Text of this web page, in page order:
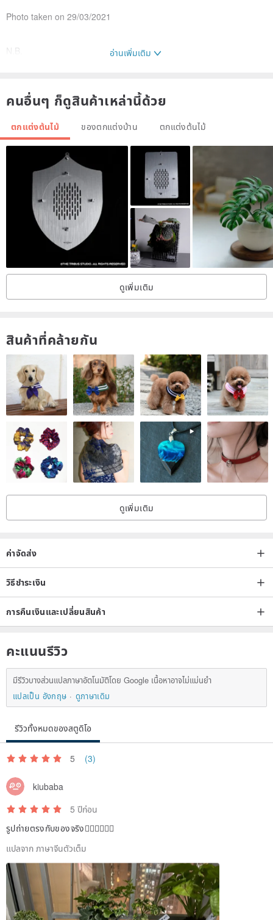
Photo taken on 29/03/2021
N.B.
2. This is a living plants, it requires sunlight, water and ventilation.
4. Currently we only ship within domestic Hong Kong, sorry for
inconveniences caused.
5. We offer birthday cards, please leave us a message if you need
6. Delivery: Default shipping arrangement is Door-to-door
7. There might be slight leaf damages during delivery. If concerned
please choose pick-up at BPHK store.
อ่านเพิ่มเติม
คนอื่นๆ ก็ดูสินค้าเหล่านี้ด้วย
ตกแต่งต้นไม้ ของตกแต่งบ้าน ตกแต่งต้นไม้
ดูเพิ่มเติม
สินค้าที่คล้ายกัน
ดูเพิ่มเติม
ค่าจัดส่ง
วิธีชำระเงิน
การคืนเงินและเปลี่ยนสินค้า
คะแนนรีวิว
มีรีวิวบางส่วนแปลภาษาอัตโนมัติโดย Google เนื้อหาอาจไม่แม่นยำ
แปลเป็น อังกฤษ
ดูภาษาเดิม
รีวิวทั้งหมดของสตูดิโอ
5 (3)
kiubaba
5 ปีก่อน
รูปถ่ายตรงกับของจริง👍🏻👍🏻👍🏻
แปลจาก ภาษาจีนตัวเต็ม